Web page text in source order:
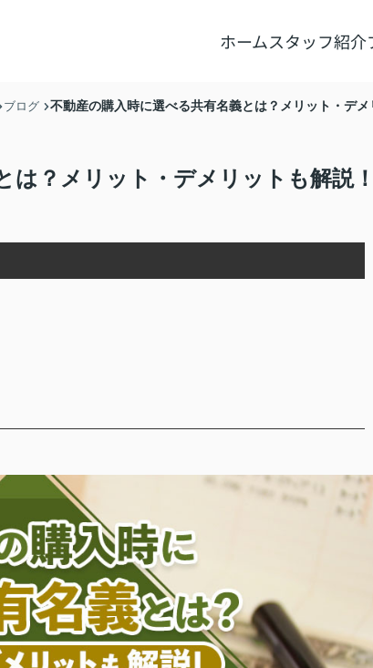
ホームスタッフ紹介
ブログ 不動産の購入時に選べる共有名義とは？メリット・デメ
は？メリット・デメリットも解説！